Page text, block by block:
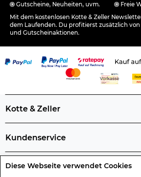
Diese Webseite verwendet Cookies
Gutscheine, Neuheiten, uvm. Freie
Mit dem kostenlosen Kotte & Zeller
dem Laufenden. Du profitierst zusätzlich
und Gutscheinaktionen.
Kotte & Zeller
Kundenservice
Rechtliche Artikelinfos